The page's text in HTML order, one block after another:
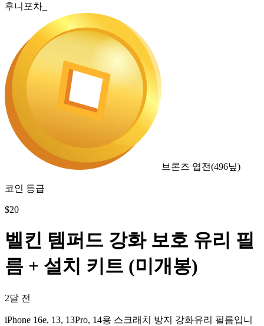
후니포차_
브론즈 엽전(496닢)
코인 등급
$20
벨킨 템퍼드 강화 보호 유리 필
름 + 설치 키트 (미개봉)
2달 전
iPhone 16e, 13, 13Pro, 14용 스크래치 방지 강화유리 필름입니